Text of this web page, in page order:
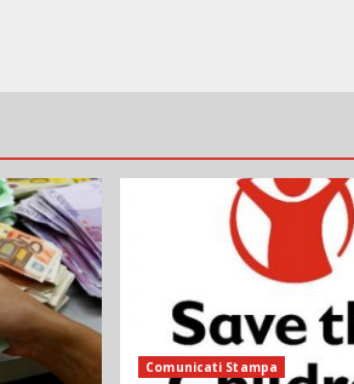
Comunicati Stampa